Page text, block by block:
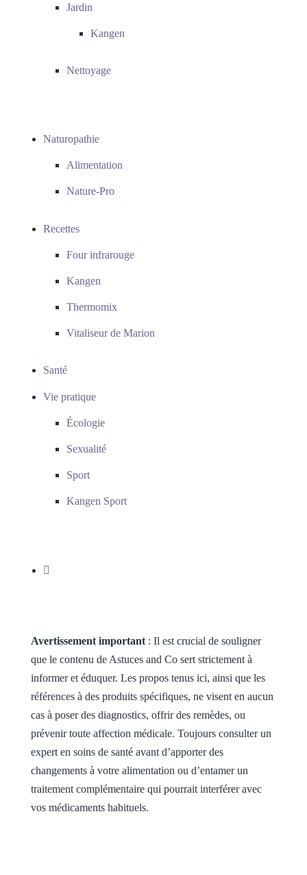
Jardin
Kangen
Nettoyage
Naturopathie
Alimentation
Nature-Pro
Recettes
Four infrarouge
Kangen
Thermomix
Vitaliseur de Marion
Santé
Vie pratique
Écologie
Sexualité
Sport
Kangen Sport
Avertissement important : Il est crucial de souligner
que le contenu de Astuces and Co sert strictement à
informer et éduquer. Les propos tenus ici, ainsi que les
références à des produits spécifiques, ne visent en aucun
cas à poser des diagnostics, offrir des remèdes, ou
prévenir toute affection médicale. Toujours consulter un
expert en soins de santé avant d’apporter des
changements à votre alimentation ou d’entamer un
traitement complémentaire qui pourrait interférer avec
vos médicaments habituels.